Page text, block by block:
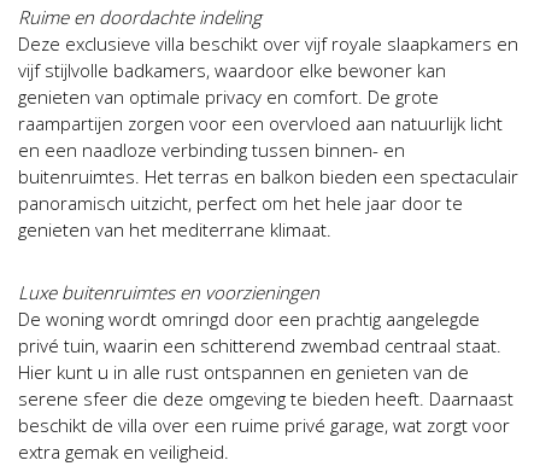
Ruime en doordachte indeling
Deze exclusieve villa beschikt over vijf royale slaapkamers en
vijf stijlvolle badkamers, waardoor elke bewoner kan
genieten van optimale privacy en comfort. De grote
raampartijen zorgen voor een overvloed aan natuurlijk licht
en een naadloze verbinding tussen binnen- en
buitenruimtes. Het terras en balkon bieden een spectaculair
panoramisch uitzicht, perfect om het hele jaar door te
genieten van het mediterrane klimaat.
Luxe buitenruimtes en voorzieningen
De woning wordt omringd door een prachtig aangelegde
privé tuin, waarin een schitterend zwembad centraal staat.
Hier kunt u in alle rust ontspannen en genieten van de
serene sfeer die deze omgeving te bieden heeft. Daarnaast
beschikt de villa over een ruime privé garage, wat zorgt voor
extra gemak en veiligheid.